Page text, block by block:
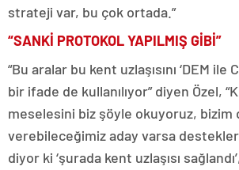
strateji var, bu çok ortada.”
“SANKİ PROTOKOL YAPILMIŞ GİBİ”
“Bu aralar bu kent uzlaşısını ‘DEM ile
bir ifade de kullanılıyor” diyen Özel,
meselesini biz şöyle okuyoruz, bizim
verebileceğimiz aday varsa
diyor ki ‘şurada kent uzlaşısı